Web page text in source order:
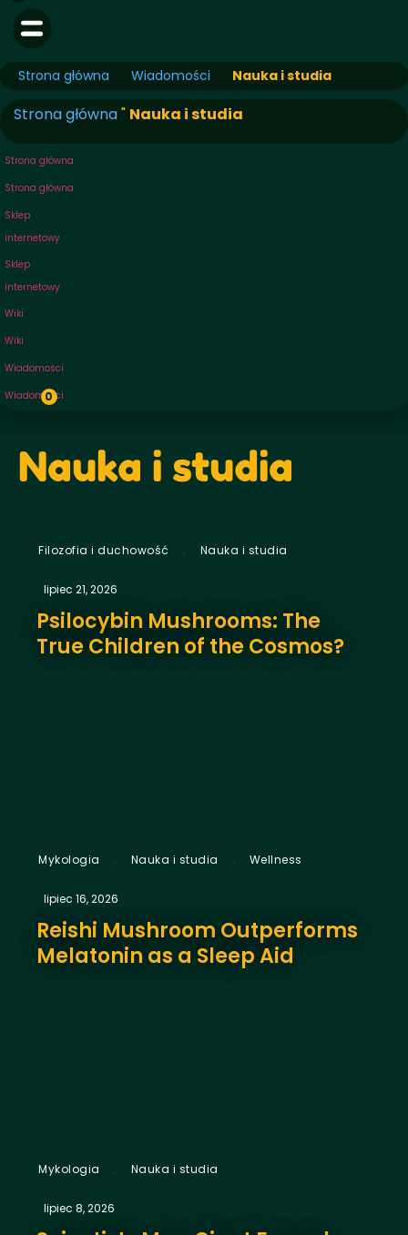
Strona główna Wiadomości Nauka i studia
Strona główna" Nauka i studia
Strona główna
Strona główna
Sklep
internetowy
Sklep
internetowy
Wiki
Wiki
Wiadomości
Wiadomości
0
Nauka i studia
Filozofia i duchowość , Nauka i studia
lipiec 21, 2026
Psilocybin Mushrooms: The
True Children of the Cosmos?
Mykologia , Nauka i studia , Wellness
lipiec 16, 2026
Reishi Mushroom Outperforms
Melatonin as a Sleep Aid
Mykologia , Nauka i studia
lipiec 8, 2026